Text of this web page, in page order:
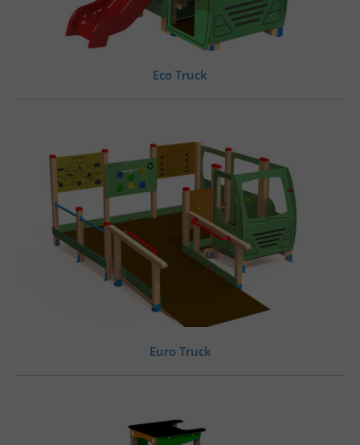
Eco Truck
Euro Truck